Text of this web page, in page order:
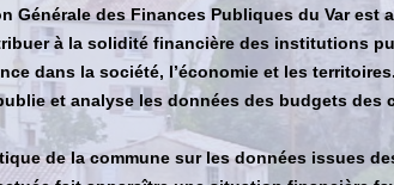
Générale des Finances Publiques du Var
à la solidité financière des institutions
dans la société, l’économie et les territoires.
et analyse les données des budgets des
de la commune sur les données issues